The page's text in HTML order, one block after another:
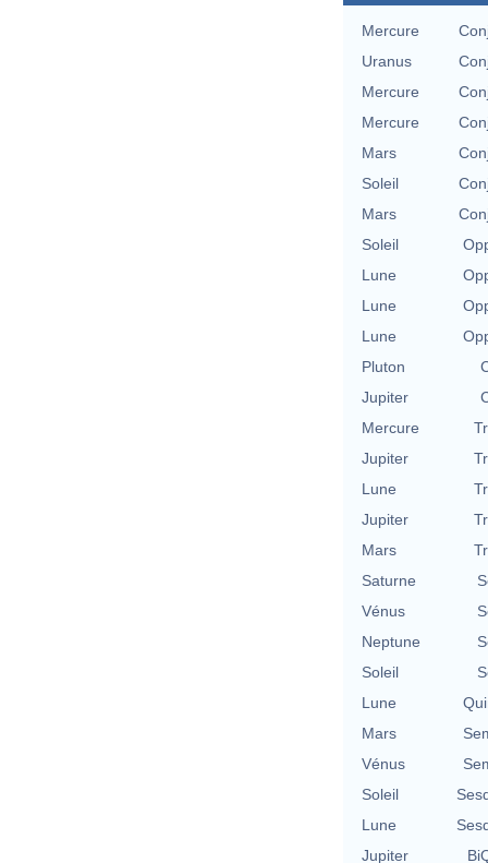
Mercure
Uranus
Mercure
Mercure
Mars
Soleil
Mars
Soleil
Lune
Lune
Lune
Pluton
Jupiter
Mercure
Jupiter
Lune
Jupiter
Mars
Saturne
Vénus
Neptune
Soleil
Lune
Mars
Vénus
Soleil
Lune
Jupiter